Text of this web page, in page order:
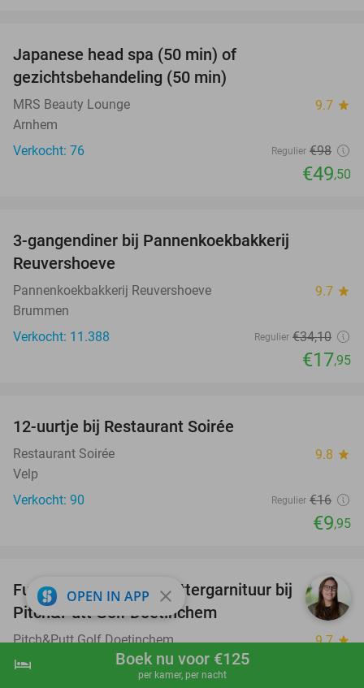
shopping_cart Boek nu
hotel Boek nu voor €125
per kamer, per nacht
Japanese head spa (50 min) of
gezichtsbehandeling (50 min)
MRS Beauty Lounge 9.7 star
Arnhem
Verkocht: 76
Regulier €98
€49,50
3-gangendiner bij Pannenkoekbakkerij
Reuvershoeve
Pannenkoekbakkerij Reuvershoeve 9.7 star
Brummen
Verkocht: 11.388
Regulier €34,10
€17,95
12-uurtje bij Restaurant Soirée
Restaurant Soirée 9.8 star
Velp
Verkocht: 90
Regulier €16
€9,95
51%
Fungolf of voetgolf + bittergarnituur bij
Pitch&Putt Golf Doetinchem
Pitch&Putt Golf Doetinchem 9.7star
Doetinchem
OPEN IN APP close